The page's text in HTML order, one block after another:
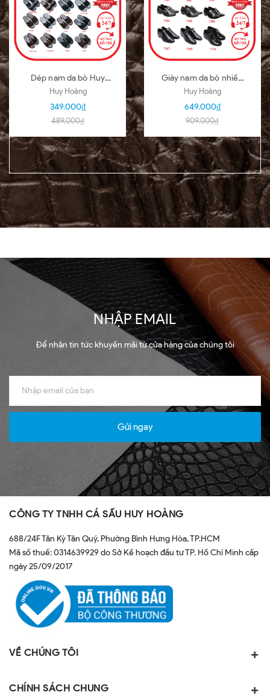
Dép nam da bò Huy
Hoàng nhiều loại nhiều
màu HD7140-51
Huy Hoàng
349.000₫
489.000₫
Giày nam da bò nhiều
loại màu đen HD7101-
02-03-04-05-06-07-
09-16
Huy Hoàng
649.000₫
909.000₫
NHẬP EMAIL
Để nhận tin tức khuyến mãi từ cửa hàng của chúng tôi
Gửi ngay
CÔNG TY TNHH CÁ SẤU HUY HOÀNG
688/24F Tân Kỳ Tân Quý, Phường Bình Hưng Hòa, TP.HCM
Mã số thuế: 0314639929 do Sở Kế hoạch đầu tư TP. Hồ Chí Minh cấp
ngày 25/09/2017
VỀ CHÚNG TÔI
CHÍNH SÁCH CHUNG